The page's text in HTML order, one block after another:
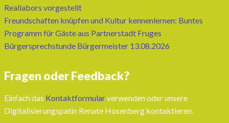
Reallabors vorgestellt
Freundschaften knüpfen und Kultur kennenlernen: Buntes
Programm für Gäste aus Partnerstadt Fruges
Bürgersprechstunde Bürgermeister 13.08.2026
Fragen oder Feedback?
Einfach das Kontaktformularverwenden oder unsere
Digitalisierungspatin Renate Hosenberg kontaktieren.